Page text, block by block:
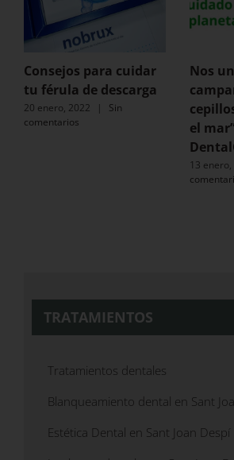
Consejos para cuidar
tu férula de descarga
20 enero, 2022 |
Sin
comentarios
Nos
el
13
TRATAMIENTOS
Tratamientos dentales
Blanqueamiento dental en Sant
Estética Dental en Sant Joan Despí